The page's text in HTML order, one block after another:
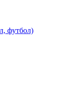
футбол)